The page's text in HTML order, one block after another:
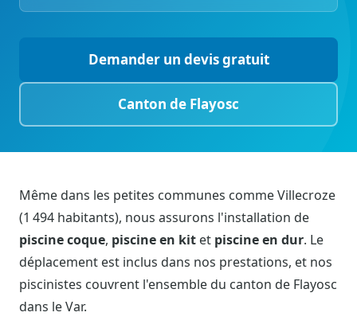
Demander un devis gratuit
Canton de Flayosc
Même dans les petites communes comme Villecroze
(1 494 habitants), nous assurons l'installation de
piscine coque, piscine en kit et piscine en dur. Le
déplacement est inclus dans nos prestations, et nos
piscinistes couvrent l'ensemble du canton de Flayosc
dans le Var.